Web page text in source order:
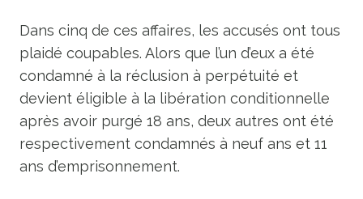
Dans cinq de ces affaires, les accusés ont tous
plaidé coupables. Alors que l’un d’eux a été
condamné à la réclusion à perpétuité et
devient éligible à la libération conditionnelle
après avoir purgé 18 ans, deux autres ont été
respectivement condamnés à neuf ans et 11
ans d’emprisonnement.